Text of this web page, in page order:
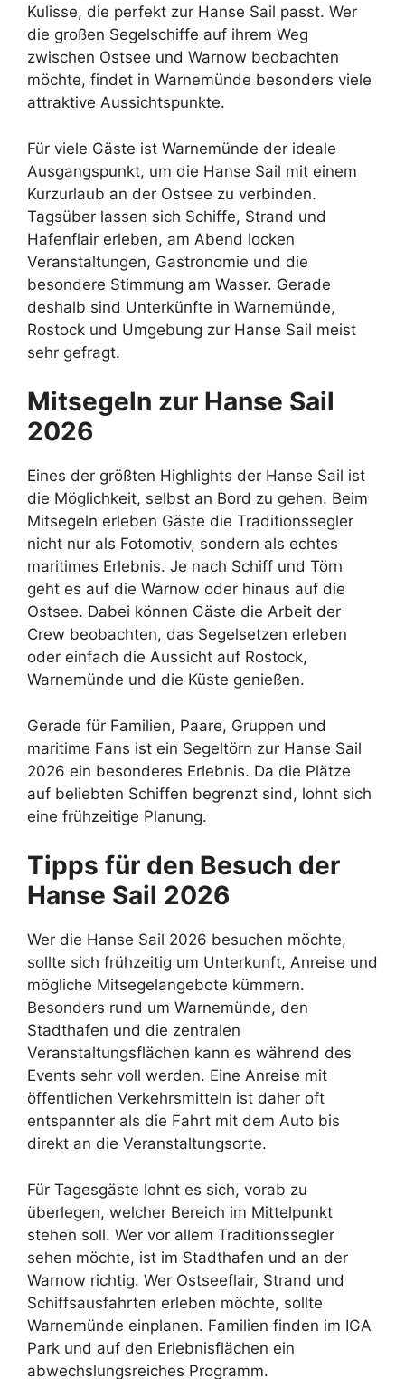
Kulisse, die perfekt zur Hanse Sail passt. Wer
die großen Segelschiffe auf ihrem Weg
zwischen Ostsee und Warnow beobachten
möchte, findet in Warnemünde besonders viele
attraktive Aussichtspunkte.
Für viele Gäste ist Warnemünde der ideale
Ausgangspunkt, um die Hanse Sail mit einem
Kurzurlaub an der Ostsee zu verbinden.
Tagsüber lassen sich Schiffe, Strand und
Hafenflair erleben, am Abend locken
Veranstaltungen, Gastronomie und die
besondere Stimmung am Wasser. Gerade
deshalb sind Unterkünfte in Warnemünde,
Rostock und Umgebung zur Hanse Sail meist
sehr gefragt.
Mitsegeln zur Hanse Sail
2026
Eines der größten Highlights der Hanse Sail ist
die Möglichkeit, selbst an Bord zu gehen. Beim
Mitsegeln erleben Gäste die Traditionssegler
nicht nur als Fotomotiv, sondern als echtes
maritimes Erlebnis. Je nach Schiff und Törn
geht es auf die Warnow oder hinaus auf die
Ostsee. Dabei können Gäste die Arbeit der
Crew beobachten, das Segelsetzen erleben
oder einfach die Aussicht auf Rostock,
Warnemünde und die Küste genießen.
Gerade für Familien, Paare, Gruppen und
maritime Fans ist ein Segeltörn zur Hanse Sail
2026 ein besonderes Erlebnis. Da die Plätze
auf beliebten Schiffen begrenzt sind, lohnt sich
eine frühzeitige Planung.
Tipps für den Besuch der
Hanse Sail 2026
Wer die Hanse Sail 2026 besuchen möchte,
sollte sich frühzeitig um Unterkunft, Anreise und
mögliche Mitsegelangebote kümmern.
Besonders rund um Warnemünde, den
Stadthafen und die zentralen
Veranstaltungsflächen kann es während des
Events sehr voll werden. Eine Anreise mit
öffentlichen Verkehrsmitteln ist daher oft
entspannter als die Fahrt mit dem Auto bis
direkt an die Veranstaltungsorte.
Für Tagesgäste lohnt es sich, vorab zu
überlegen, welcher Bereich im Mittelpunkt
stehen soll. Wer vor allem Traditionssegler
sehen möchte, ist im Stadthafen und an der
Warnow richtig. Wer Ostseeflair, Strand und
Schiffsausfahrten erleben möchte, sollte
Warnemünde einplanen. Familien finden im IGA
Park und auf den Erlebnisflächen ein
abwechslungsreiches Programm.